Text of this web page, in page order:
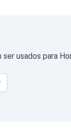
usados para